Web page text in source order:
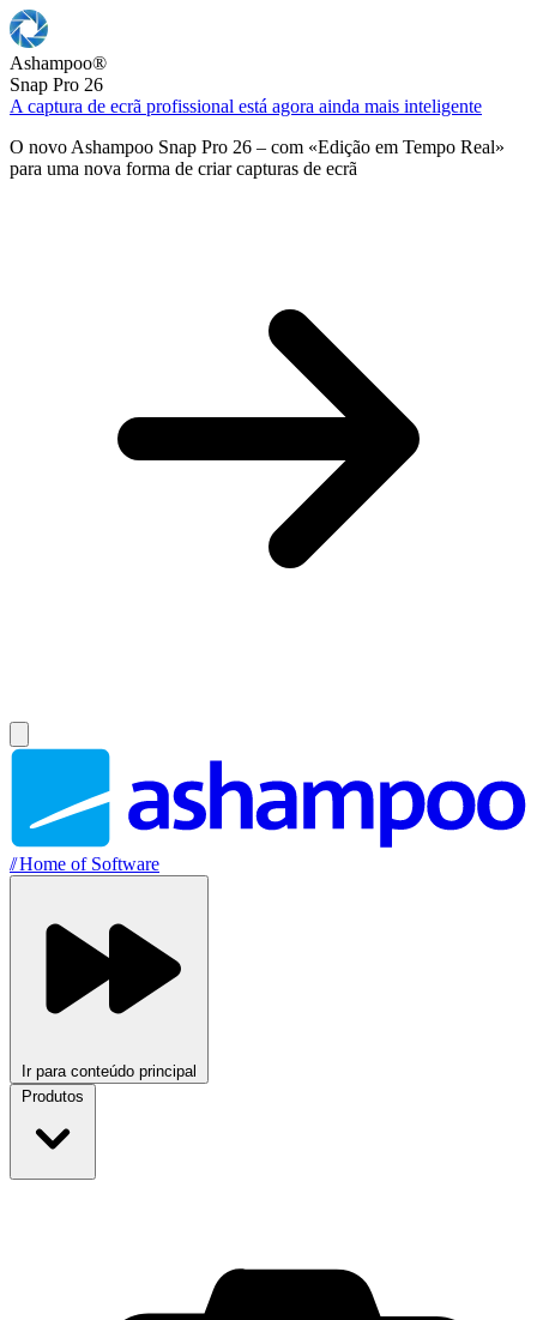
Ashampoo®
Snap Pro 26
A captura de ecrã profissional está agora ainda mais inteligente
O novo Ashampoo Snap Pro 26 – com «Edição em Tempo Real»
para uma nova forma de criar capturas de ecrã
//Home of Software
Ir para conteúdo principal
Produtos